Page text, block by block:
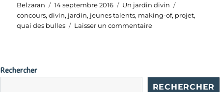
Auteur
Belzaran
Publié
le
14 septembre 2016 Catégories
Un jardin divin
concours,divin, jardin, jeunes talents, making-of, projet,
quai des bulles
Laisser un commentairesur
Présentation
Rechercher
RECHERCHER